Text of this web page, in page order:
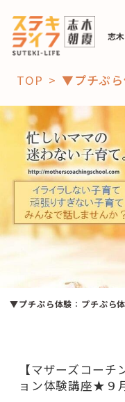
志
「コト」
子育て
おすす
スポット
「場」
HAREL
「モノ」
TOP ▼プチぷら
▼プチぷら体験 ： プチぷら
【マザーズコー
ョン体験講座★９